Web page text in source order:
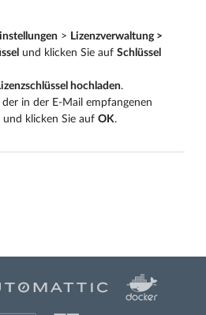
> Lizenzverwaltung >
und klicken Sie auf Schlüssel
hochladen.
in der E-Mail empfangenen
und klicken Sie auf OK.